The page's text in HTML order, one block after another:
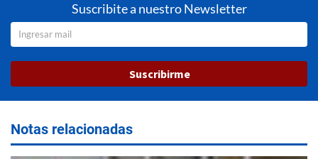
Suscribite a nuestro Newsletter
Suscribirme
Notas relacionadas